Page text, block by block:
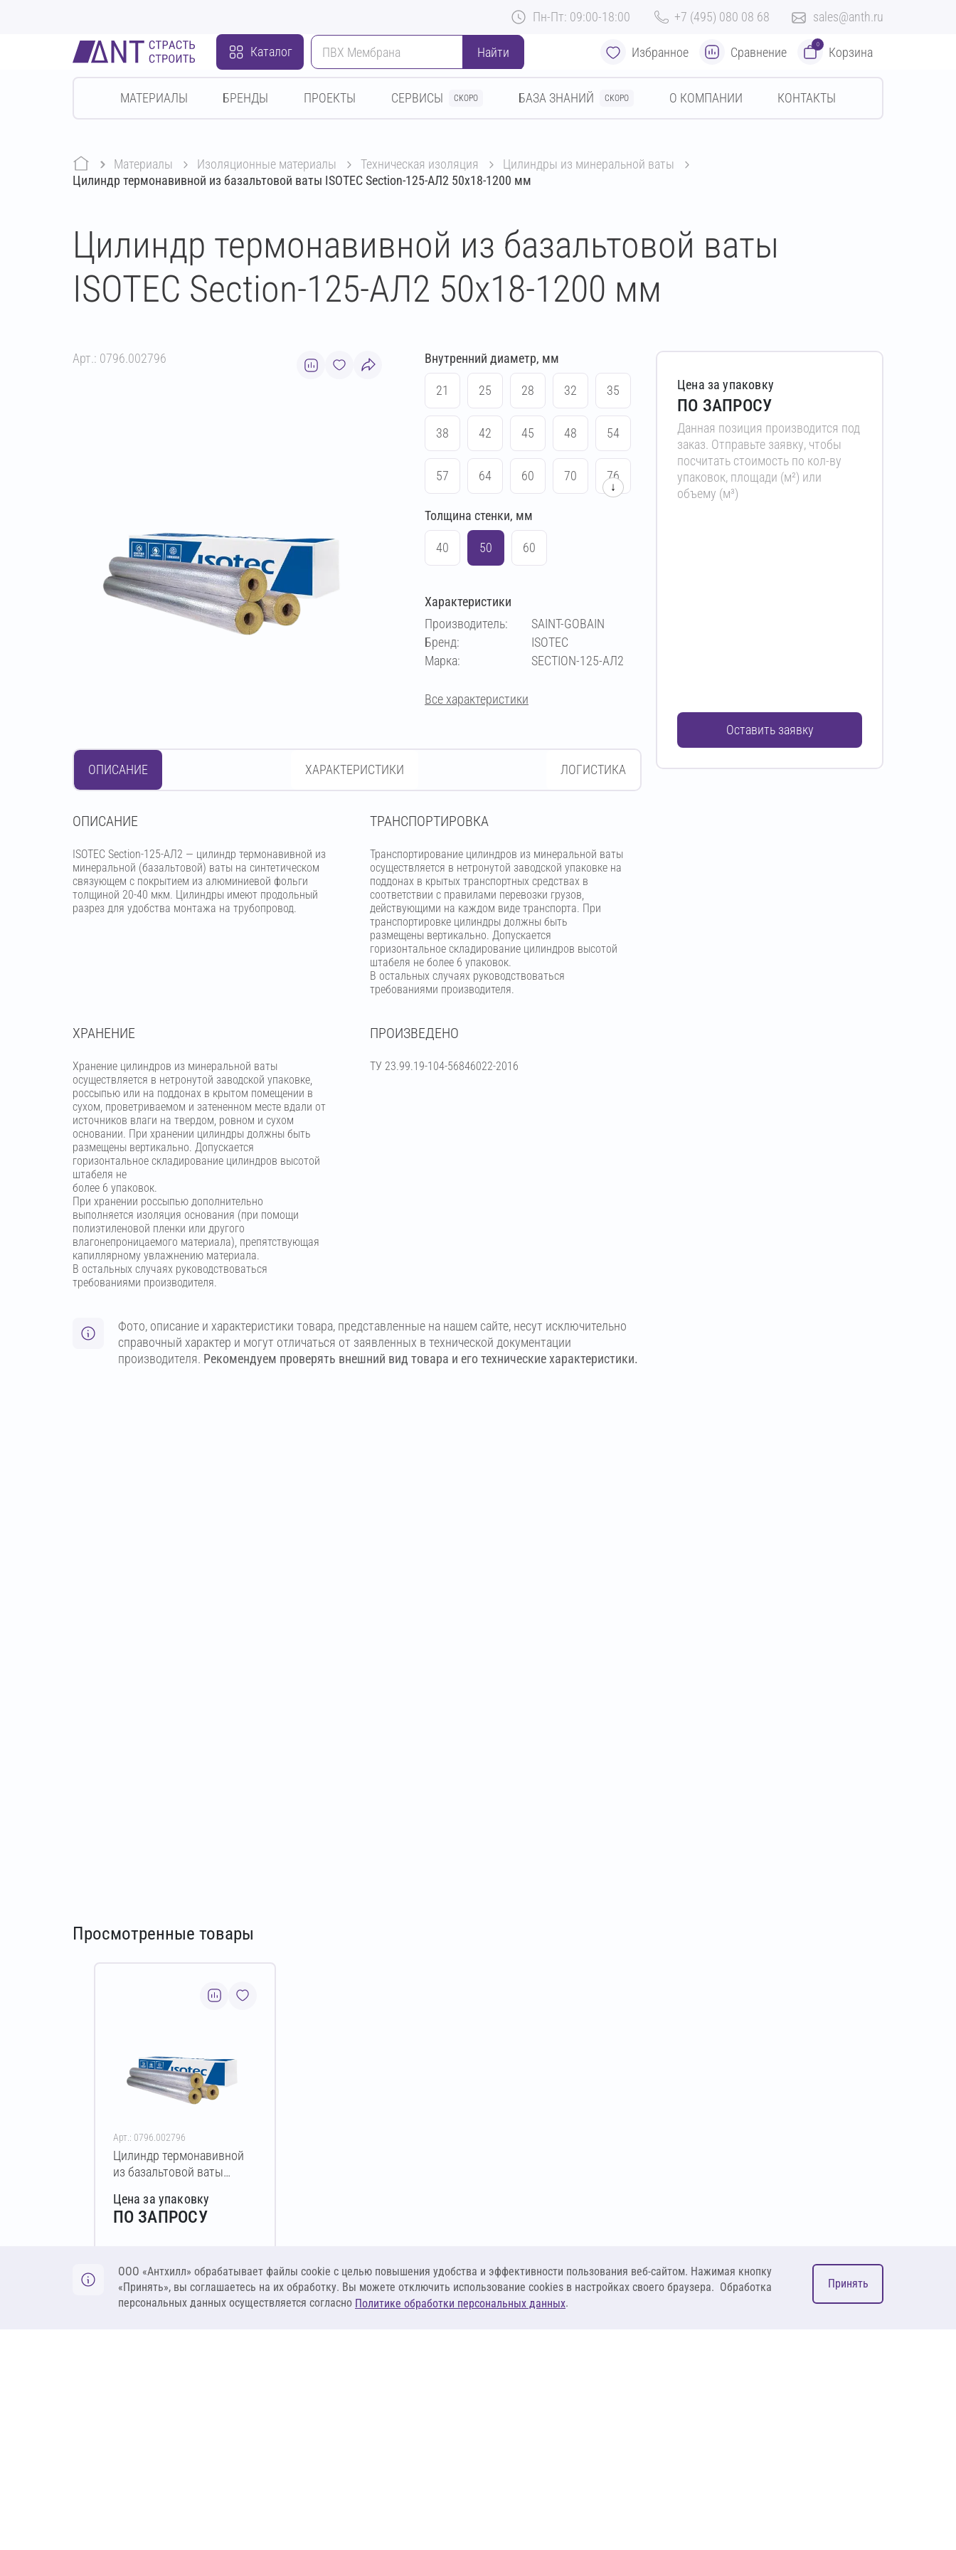
Пн-Пт: 09:00-18:00 +7 (495) 080 08 68 sales@anth.ru
Каталог Найти Избранное Сравнение
0
Корзина
МАТЕРИАЛЫ БРЕНДЫ ПРОЕКТЫ СЕРВИСЫ СКОРО БАЗА ЗНАНИЙ СКОРО О КОМПАНИИ КОНТАКТЫ
Материалы изоляционные материалы техническая изоляция
цилиндры из минеральной ваты
Цилиндр термонавивной из базальтовой ваты ISOTEC Section-125-АЛ2 50х18-1200 мм
Цилиндр термонавивной из базальтовой ваты
ISOTEC Section-125-АЛ2 50х18-1200 мм
Арт.: 0796.002796 Внутренний диаметр, мм
21 25 28 32 35
38 42 45 48 54
57 64 60 70 76
83 89 102
133 140
169 194
18
↓
Толщина стенки, мм
40 50 60
Характеристики
Производитель:
SAINT-GOBAIN
Бренд:
ISOTEC
Марка:
SECTION-125-АЛ2
Все характеристики
ОПИСАНИЕ ХАРАКТЕРИСТИКИ ЛОГИСТИКА
OПИСАНИЕ
ISOTEC Section-125-АЛ2 — цилиндр термонавивной из
минеральной (базальтовой) ваты на синтетическом
связующем с покрытием из алюминиевой фольги
толщиной 20-40 мкм. Цилиндры имеют продольный
разрез для удобства монтажа на трубопровод.
ТРАНСПОРТИРОВКА
Транспортирование цилиндров из минеральной ваты
осуществляется в нетронутой заводской упаковке на
поддонах в крытых транспортных средствах в
соответствии с правилами перевозки грузов,
действующими на каждом виде транспорта. При
транспортировке цилиндры должны быть
размещены вертикально. Допускается
горизонтальное складирование цилиндров высотой
штабеля не более 6 упаковок.
В остальных случаях руководствоваться
требованиями производителя.
ХРАНЕНИЕ
Хранение цилиндров из минеральной ваты
осуществляется в нетронутой заводской упаковке,
россыпью или на поддонах в крытом помещении в
сухом, проветриваемом и затененном месте вдали от
источников влаги на твердом, ровном и сухом
основании. При хранении цилиндры должны быть
размещены вертикально. Допускается
горизонтальное складирование цилиндров высотой
штабеля не
более 6 упаковок.
При хранении россыпью дополнительно
выполняется изоляция основания (при помощи
полиэтиленовой пленки или другого
влагонепроницаемого материала), препятствующая
капиллярному увлажнению материала.
В остальных случаях руководствоваться
требованиями производителя.
ПРОИЗВЕДЕНО
ТУ 23.99.19-104-56846022-2016
Фото, описание и характеристики товара, представленные на нашем сайте, несут исключительно
справочный характер и могут отличаться от заявленных в технической документации
производителя. Рекомендуем проверять внешний вид товара и его технические характеристики.
Цена за упаковку
ПО ЗАПРОСУ
Данная позиция производится под
заказ. Отправьте заявку, чтобы
посчитать стоимость по кол-ву
упаковок, площади (м²) или
объему (м³)
Оставить заявку
Просмотренные товары
Арт.: 0796.002796
Цилиндр термонавивной
из базальтовой ваты
50х18-1200 мм
Цена за упаковку
ПО ЗАПРОСУ
Оставить заявку
ООО «Антхилл» обрабатывает файлы cookie c целью повышения удобства и эффективности пользования веб-сайтом. Нажимая кнопку
«Принять», вы соглашаетесь на их обработку. Вы можете отключить использование cookies в настройках своего браузера. Обработка
персональных данных осуществляется согласно Политике обработки персональных данных.
Принять